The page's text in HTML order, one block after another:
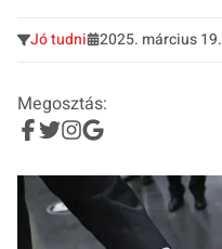
Jó tudni 2025. március 19.
Megosztás: